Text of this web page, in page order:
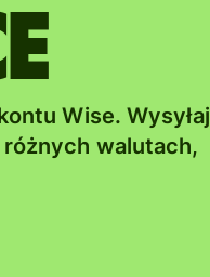
Wise. Wysyłaj
walutach,